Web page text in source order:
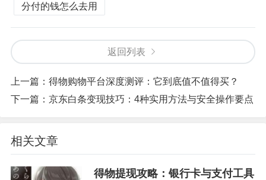
分付的钱怎么去用
返回列表
上一篇： 得物购物平台深度测评：它到底值不值得买？
下一篇： 京东白条变现技巧：4种实用方法与安全操作要点
相关文章
得物提现攻略：银行卡与支付工具